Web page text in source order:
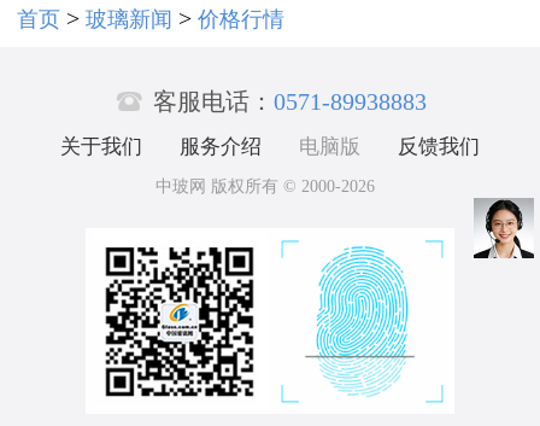
盘，无痕吸
批发
首页 > 玻璃新闻 > 价格行情
 客服电话： 0571-89938883
关于我们 服务介绍 电脑版 反馈我们
中玻网 版权所有 © 2000-2026